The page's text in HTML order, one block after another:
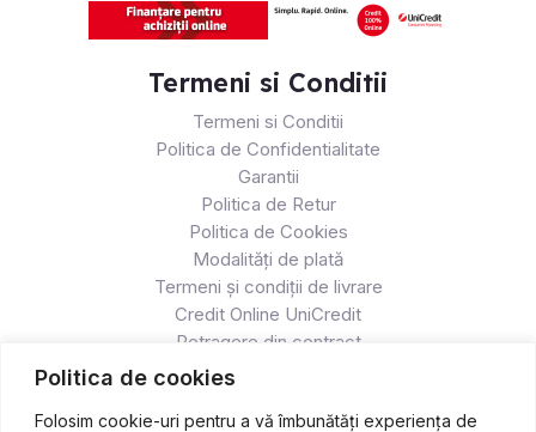
Politica de cookies
Folosim cookie-uri pentru a vă îmbunătăți experiența de
Termeni si Conditii
Termeni si Conditii
Politica de Confidentialitate
Garantii
Politica de Retur
Politica de Cookies
Modalități de plată
Termeni și condiții de livrare
Credit Online UniCredit
Retragere din contract